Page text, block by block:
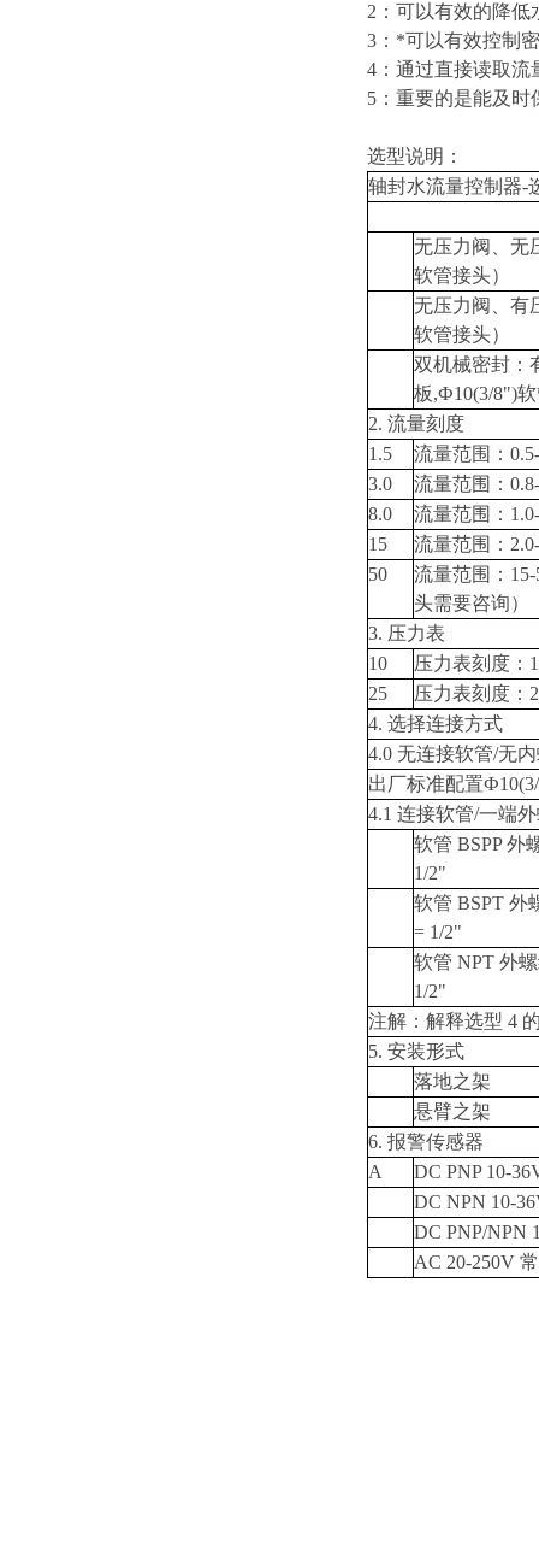
2：可以有效的降
3：*可以有效控制
4：通过直接读取流
5：重要的是能及时
选型说明：
轴封水流量控制器-
无压力阀、无
软管接头）
无压力阀、有
软管接头）
双机械密封：
板,Ф10(3/8")
2. 流量刻度
1.5
流量范围：
3.0
流量范围：
8.0
流量范围：
15
流量范围：
50
流量范围：
头需要咨询）
3. 压力表
10
压力表刻度：
25
压力表刻度：
4. 选择连接方式
4.0 无连接软管/无
出厂标准配置
4.1 连接软管/一端
软管 BSPP 外
1/2"
软管 BSPT 外
= 1/2"
软管 NPT 外
1/2"
注解：解释选型 4
5. 安装形式
落地之架
悬臂之架
6. 报警传感器
A
DC PNP 10-
DC NPN 10-
DC PNP/NPN
AC 20-250V